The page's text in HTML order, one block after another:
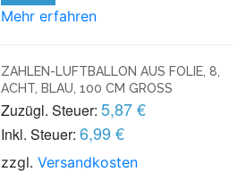
Mehr erfahren
ZAHLEN-LUFTBALLON AUS FOLIE, 8,
ACHT, BLAU, 100 CM GROSS
Zuzügl. Steuer: 5,87 €
Inkl. Steuer: 6,99 €
zzgl.Versandkosten